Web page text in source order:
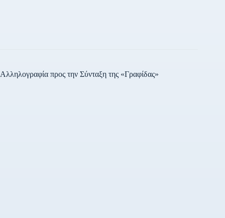
Αλληλογραφία προς την Σύνταξη της «Γραφίδας»